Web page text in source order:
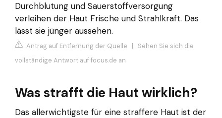
Durchblutung und Sauerstoffversorgung
verleihen der Haut Frische und Strahlkraft. Das
lässt sie jünger aussehen.
Antrag auf Entfernung der Quelle | Sehen Sie sich die
vollständige Antwort auf focus.de an
Was strafft die Haut wirklich?
Das allerwichtigste für eine straffere Haut ist der